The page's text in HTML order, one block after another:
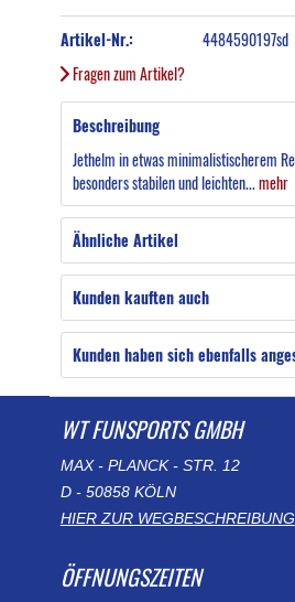
Artikel-Nr.:
4484590197sd
Fragen zum Artikel?
Beschreibung
Jethelm in etwas minimalistischerem
besonders stabilen und leichten...mehr
Ähnliche Artikel
Kunden kauften auch
Kunden haben sich ebenfalls
WT FUNSPORTS GMBH
MAX - PLANCK - STR. 12
D - 50858 KÖLN
HIER ZUR WEGBESCHREIBUNG
ÖFFNUNGSZEITEN